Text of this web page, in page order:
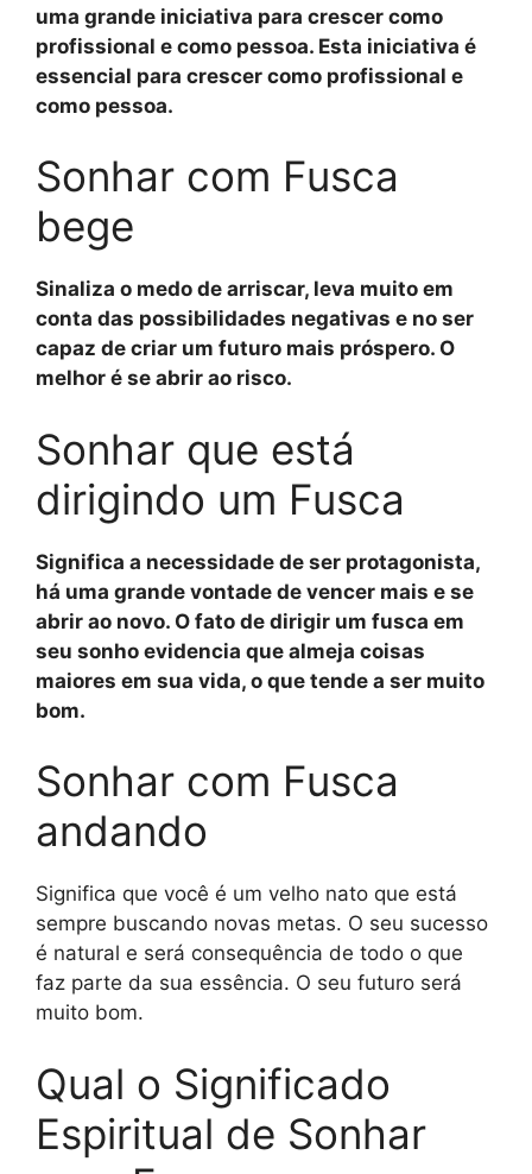
uma grande iniciativa para crescer como
profissional e como pessoa. Esta iniciativa é
essencial para crescer como profissional e
como pessoa.
Sonhar com Fusca
bege
Sinaliza o medo de arriscar, leva muito em
conta das possibilidades negativas e no ser
capaz de criar um futuro mais próspero. O
melhor é se abrir ao risco.
Sonhar que está
dirigindo um Fusca
Significa a necessidade de ser protagonista,
há uma grande vontade de vencer mais e se
abrir ao novo. O fato de dirigir um fusca em
seu sonho evidencia que almeja coisas
maiores em sua vida, o que tende a ser muito
bom.
Sonhar com Fusca
andando
Significa que você é um velho nato que está
sempre buscando novas metas. O seu sucesso
é natural e será consequência de todo o que
faz parte da sua essência. O seu futuro será
muito bom.
Qual o Significado
Espiritual de Sonhar